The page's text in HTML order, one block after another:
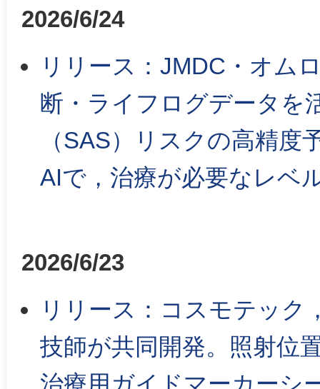
2026/6/24
リリース：JMDC・オム
断・ライフログデータを
（SAS）リスクの高精
AIで，治療が必要なレベ
2026/6/23
リリース：コスモテック
技師が共同開発。照射位
治療用ガイドマーカー